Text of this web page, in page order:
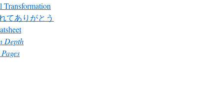
Transformation
てありがとう
Depth